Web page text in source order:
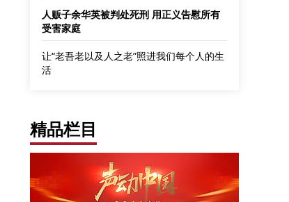
人贩子余华英被判处死刑 用正义告慰所有
受害家庭
让“老吾老以及人之老”照进我们每个人的生
活
精品栏目